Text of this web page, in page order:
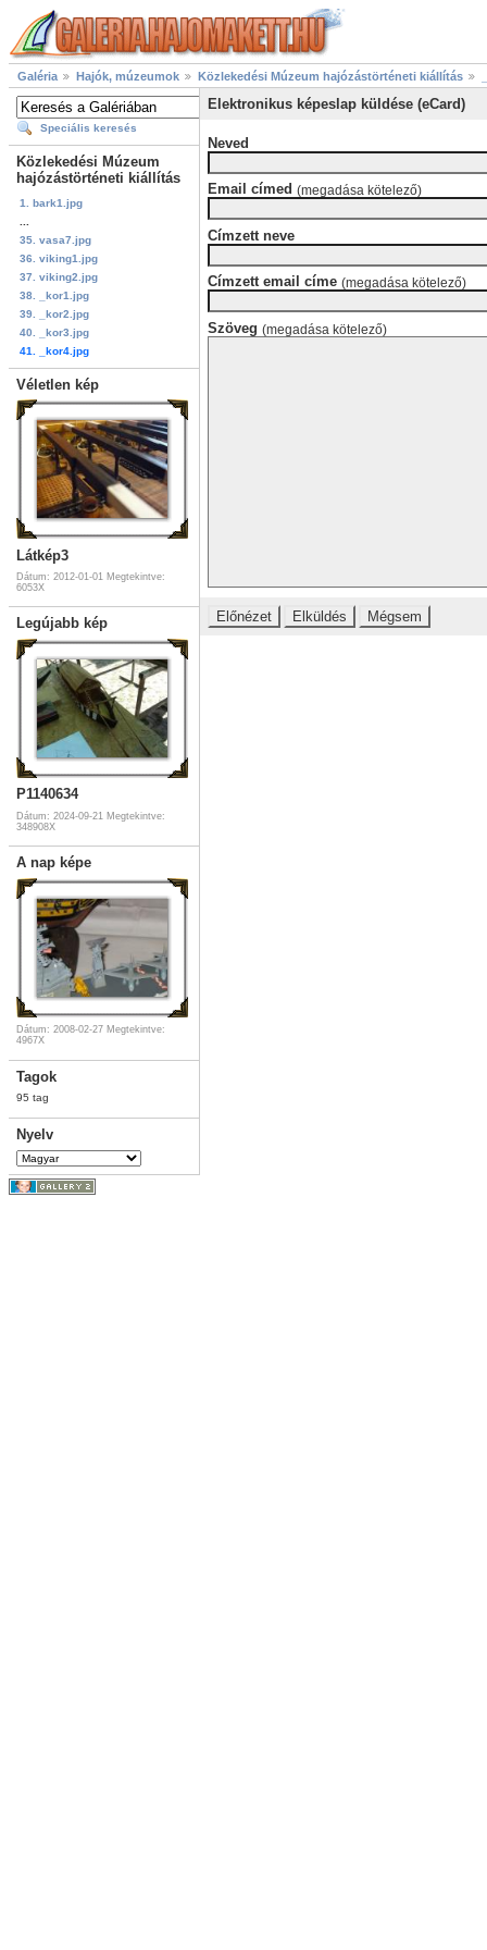
Galéria Hajók, múzeumok Közlekedési Múzeum hajózástörténeti kiállítás
Speciális keresés
Közlekedési Múzeum
hajózástörténeti kiállítás
1. bark1.jpg
35. vasa7.jpg
36. viking1.jpg
37. viking2.jpg
38. _kor1.jpg
39. _kor2.jpg
40. _kor3.jpg
41. _kor4.jpg
Véletlen kép
Látkép3
Dátum: 2012-01-01 Megtekintve:
6053X
Legújabb kép
P1140634
Dátum: 2024-09-21 Megtekintve:
348908X
A nap képe
Dátum: 2008-02-27 Megtekintve:
4967X
Tagok
95 tag
Nyelv
Elektronikus képeslap küldése (eCard)
Neved
Email címed (megadása kötelező)
Címzett neve
Címzett email címe (megadása kötelező)
Szöveg (megadása kötelező)